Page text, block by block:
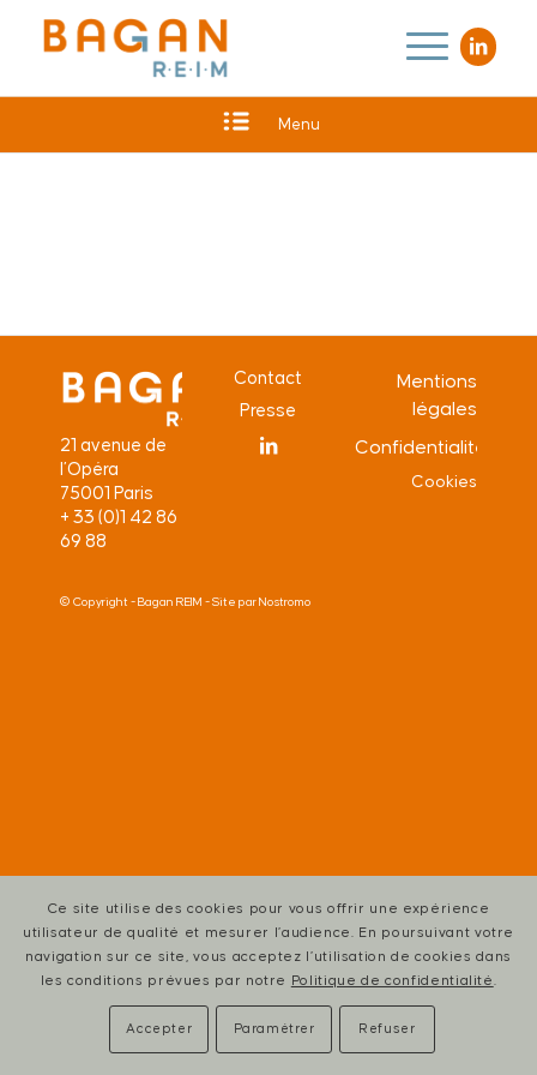
Menu
21 avenue de
l’Opéra
75001 Paris
+ 33 (0)1 42 86
69 88
Contact
Presse
Mentions
légales
Confidentialité
Cookies
© Copyright - Bagan REIM - Site par Nostromo
Ce site utilise des cookies pour vous offrir une expérience
utilisateur de qualité et mesurer l’audience. En poursuivant votre
navigation sur ce site, vous acceptez l’utilisation de cookies dans
les conditions prévues par notre Politique de confidentialité.
Accepter Paramétrer Refuser